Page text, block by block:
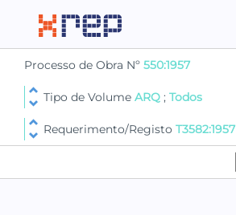
Processo de Obra Nº 550:1957
Tipo de Volume ARQ ; Todos
Requerimento/Registo T3582:1957